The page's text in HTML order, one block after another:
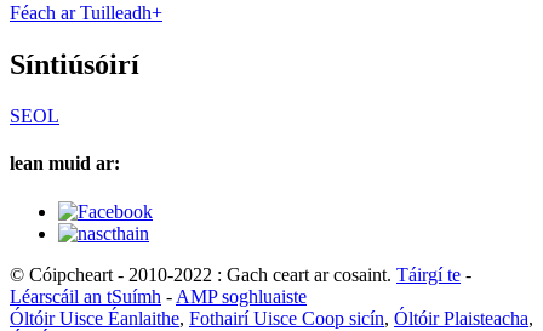
Féach ar Tuilleadh+
Síntiúsóirí
SEOL
lean muid ar:
© Cóipcheart - 2010-2022 : Gach ceart ar cosaint. Táirgí te -
Léarscáil an tSuímh - AMP soghluaiste
Óltóir Uisce Éanlaithe, Fothairí Uisce Coop sicín, Óltóir Plaisteacha,